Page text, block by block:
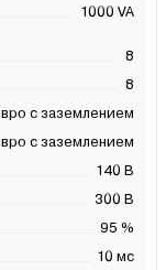
1000 VA
8
8
с заземлением
с заземлением
140 В
300 В
95 %
10 мс